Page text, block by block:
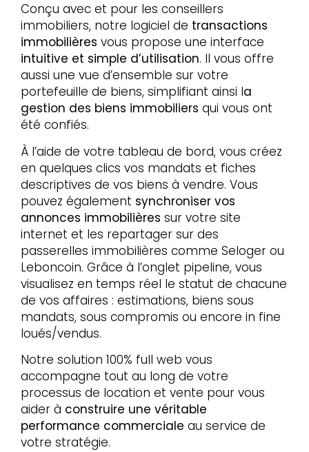
Conçu avec et pour les conseillers
immobiliers, notre logiciel de transactions
immobilières vous propose une interface
intuitive et simple d’utilisation. Il vous offre
aussi une vue d’ensemble sur votre
portefeuille de biens, simplifiant ainsi la
gestion des biens immobiliers qui vous ont
été confiés.
À l’aide de votre tableau de bord, vous créez
en quelques clics vos mandats et fiches
descriptives de vos biens à vendre. Vous
pouvez également synchroniser vos
annonces immobilières sur votre site
internet et les repartager sur des
passerelles immobilières comme Seloger ou
Leboncoin. Grâce à l’onglet pipeline, vous
visualisez en temps réel le statut de chacune
de vos affaires : estimations, biens sous
mandats, sous compromis ou encore in fine
loués/vendus.
Notre solution 100% full web vous
accompagne tout au long de votre
processus de location et vente pour vous
aider à construire une véritable
performance commerciale au service de
votre stratégie.